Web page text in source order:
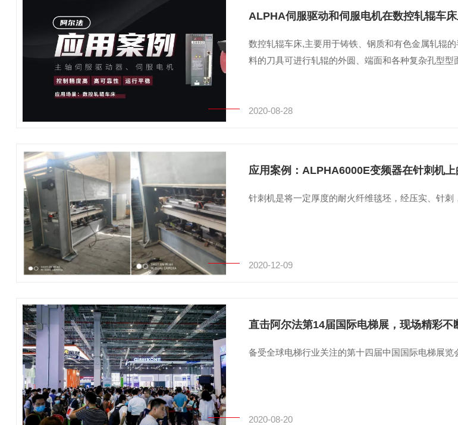
ALPHA伺服驱动和伺服电机在数控轧辊车床
数控轧辊车床,主要用于铸铁、钢质和有色金属轧辊
料的刀具可进行轧辊的外圆、端面和各种复杂孔型型
2020-08-28
应用案例：ALPHA6000E变频器在针刺机上
针刺机是将一定厚度的耐火纤维毯坯，经压实、针
2020-12-09
直击阿尔法第14届国际电梯展，现场精彩不
备受全球电梯行业关注的第十四届中国国际电梯展览
2020-08-20